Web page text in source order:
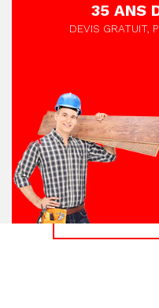
35 ANS
DEVIS GRATUIT,